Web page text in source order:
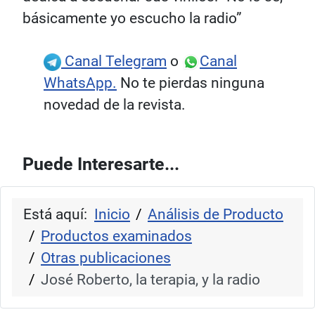
básicamente yo escucho la radio”
Canal Telegram o
Canal
WhatsApp. No te pierdas ninguna
novedad de la revista.
Puede Interesarte...
Está aquí: Inicio
Análisis de Producto
Productos examinados
Otras publicaciones
José Roberto, la terapia, y la radio